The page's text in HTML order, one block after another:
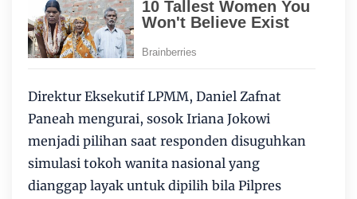
Direktur Eksekutif LPMM, Daniel Zafnat
Paneah mengurai, sosok Iriana Jokowi
menjadi pilihan saat responden disuguhkan
simulasi tokoh wanita nasional yang
dianggap layak untuk dipilih bila Pilpres